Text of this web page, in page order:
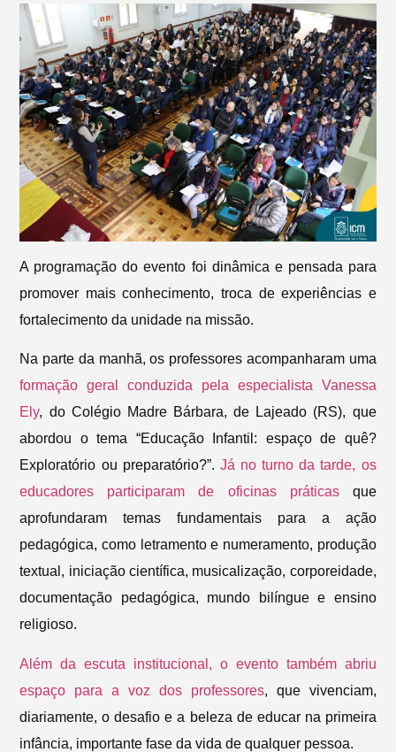
A programação do evento foi dinâmica e pensada para
promover mais conhecimento, troca de experiências e
fortalecimento da unidade na missão.
Na parte da manhã, os professores acompanharam uma
formação geral conduzida pela especialista Vanessa
Ely, do Colégio Madre Bárbara, de Lajeado (RS), que
abordou o tema “Educação Infantil: espaço de quê?
Exploratório ou preparatório?”. Já no turno da tarde, os
educadores participaram de oficinas práticasque
aprofundaram temas fundamentais para a ação
pedagógica, como letramento e numeramento, produção
textual, iniciação científica, musicalização, corporeidade,
documentação pedagógica, mundo bilíngue e ensino
religioso.
Além da escuta institucional, o evento também abriu
espaço para a voz dos professores, que vivenciam,
diariamente, o desafio e a beleza de educar na primeira
infância, importante fase da vida de qualquer pessoa.